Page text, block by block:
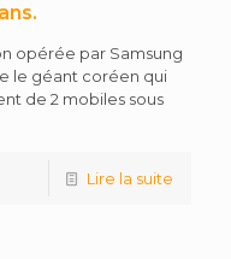
opérée par Samsung
le géant coréen qui
de 2 mobiles sous
Lire la suite